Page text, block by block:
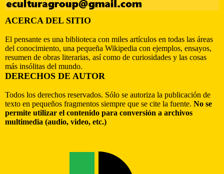
ACERCA DEL SITIO
El pensante es una biblioteca con miles artículos en todas las áreas
del conocimiento, una pequeña Wikipedia con ejemplos, ensayos,
resumen de obras literarias, así como de curiosidades y las cosas
más insólitas del mundo.
DERECHOS DE AUTOR
Todos los derechos reservados. Sólo se autoriza la publicación de
texto en pequeños fragmentos siempre que se cite la fuente. No se
permite utilizar el contenido para conversión a archivos
multimedia (audio, video, etc.)